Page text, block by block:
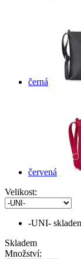
černá
červená
Velikost:
-UNI-
Skladem
Množství: